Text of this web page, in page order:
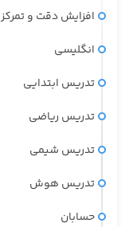
افزایش دقت و تمرکز
انگلیسی
تدریس ابتدایی
تدریس ریاضی
تدریس شیمی
تدریس هوش
حسابان